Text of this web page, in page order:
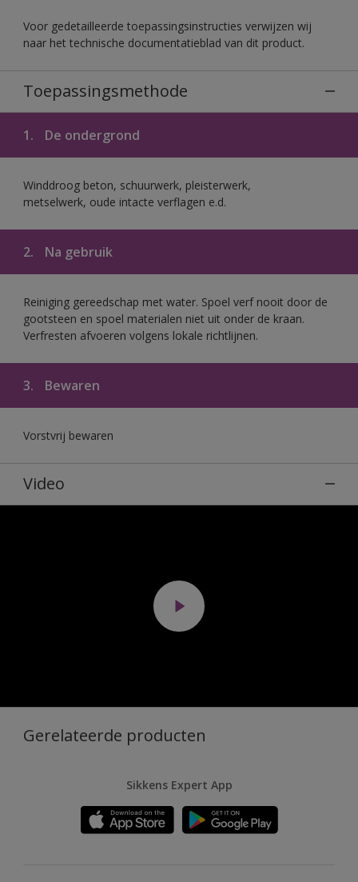
Voor gedetailleerde toepassingsinstructies verwijzen wij
naar het technische documentatieblad van dit product.
Toepassingsmethode
1. De ondergrond
Winddroog beton, schuurwerk, pleisterwerk,
metselwerk, oude intacte verflagen e.d.
2. Na gebruik
Reiniging gereedschap met water. Spoel verf nooit door de
gootsteen en spoel materialen niet uit onder de kraan.
Verfresten afvoeren volgens lokale richtlijnen.
3. Bewaren
Vorstvrij bewaren
Video
Gerelateerde producten
Sikkens Expert App